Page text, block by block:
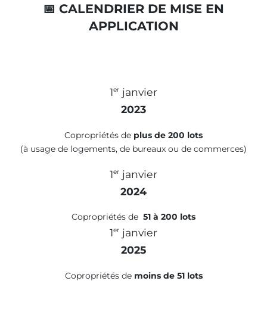
📅 CALENDRIER DE MISE EN
APPLICATION
1er janvier
2023
Copropriétés de plus de 200 lots
(à usage de logements, de bureaux ou de commerces)
1er janvier
2024
Copropriétés de 51 à 200 lots
1er janvier
2025
Copropriétés de moins de 51 lots